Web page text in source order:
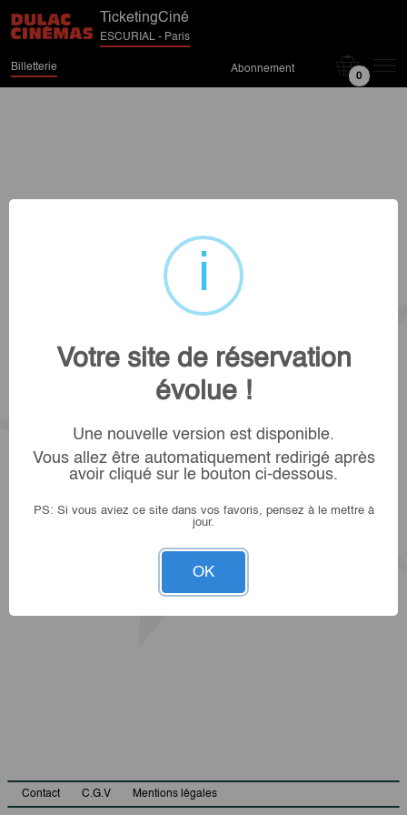
TicketingCiné
ESCURIAL - Paris
Billetterie Abonnement
0
Contact C.G.V Mentions légales
Votre site de réservation
évolue !
Une nouvelle version est disponible.
Vous allez être automatiquement redirigé après
avoir cliqué sur le bouton ci-dessous.
PS: Si vous aviez ce site dans vos favoris, pensez à le mettre à
jour.
OK